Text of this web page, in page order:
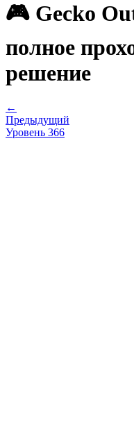
🎮 Gecko
полное
решение
←
Предыдущий
Уровень 366